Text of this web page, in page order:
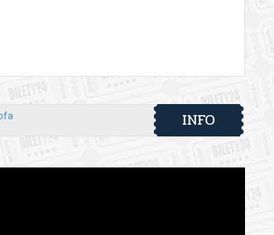
zostanie poproszony o wpisanie się na
INFO